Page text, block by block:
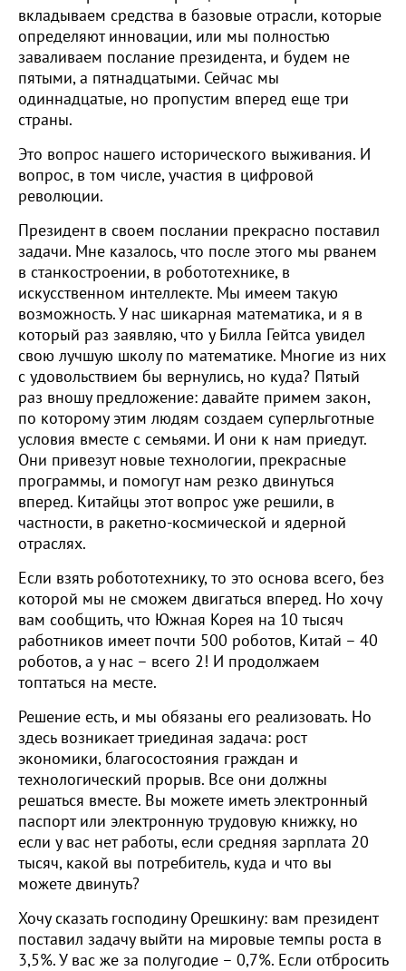
вкладываем средства в базовые отрасли, которые
определяют инновации, или мы полностью
заваливаем послание президента, и будем не
пятыми, а пятнадцатыми. Сейчас мы
одиннадцатые, но пропустим вперед еще три
страны.
Это вопрос нашего исторического выживания. И
вопрос, в том числе, участия в цифровой
революции.
Президент в своем послании прекрасно поставил
задачи. Мне казалось, что после этого мы рванем
в станкостроении, в робототехнике, в
искусственном интеллекте. Мы имеем такую
возможность. У нас шикарная математика, и я в
который раз заявляю, что у Билла Гейтса увидел
свою лучшую школу по математике. Многие из них
с удовольствием бы вернулись, но куда? Пятый
раз вношу предложение: давайте примем закон,
по которому этим людям создаем суперльготные
условия вместе с семьями. И они к нам приедут.
Они привезут новые технологии, прекрасные
программы, и помогут нам резко двинуться
вперед. Китайцы этот вопрос уже решили, в
частности, в ракетно-космической и ядерной
отраслях.
Если взять робототехнику, то это основа всего, без
которой мы не сможем двигаться вперед. Но хочу
вам сообщить, что Южная Корея на 10 тысяч
работников имеет почти 500 роботов, Китай – 40
роботов, а у нас – всего 2! И продолжаем
топтаться на месте.
Решение есть, и мы обязаны его реализовать. Но
здесь возникает триединая задача: рост
экономики, благосостояния граждан и
технологический прорыв. Все они должны
решаться вместе. Вы можете иметь электронный
паспорт или электронную трудовую книжку, но
если у вас нет работы, если средняя зарплата 20
тысяч, какой вы потребитель, куда и что вы
можете двинуть?
Хочу сказать господину Орешкину: вам президент
поставил задачу выйти на мировые темпы роста в
3,5%. У вас же за полугодие – 0,7%. Если отбросить